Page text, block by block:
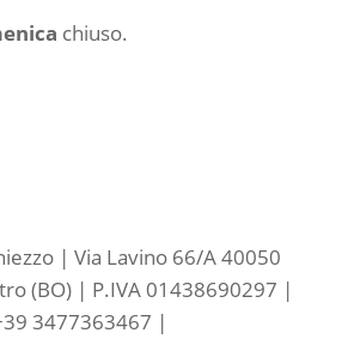
chiuso.
| Via Lavino 66/A 40050
(BO) | P.IVA 01438690297 |
3477363467 |